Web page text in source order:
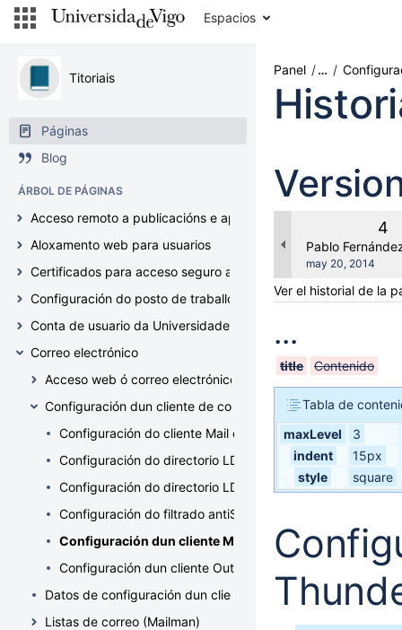
Saltar
encabezado
menú
menú
acciones
búsqueda
Espacios
Titoriais
Páginas
Blog
ÁRBOL DE PÁGINAS
Acceso remoto a publicacións e aplicacións web
Aloxamento web para usuarios
Certificados para acceso seguro a servizos (Geant TCS5,
Configuración do posto de traballo
Conta de usuario da Universidade de Vigo
Correo electrónico
Acceso web ó correo electrónico (correoweb.uvigo.es)
Configuración dun cliente de correo IMAP / POP
Configuración do cliente Mail en Mac OS X
Configuración do directorio LDAP en Outlook
Configuración do directorio LDAP en Thunderbird
Configuración do filtrado antiSPAM en Outlook 2016
Configuración dun cliente Mozilla Thunderbird
Configuración dun cliente Outlook 2013
Datos de configuración dun cliente de correo
Listas de correo (Mailman)
Panel …
4
Pablo
Guardado
may 20, 2014
Ver el historial de la
...
title Contenido
Tabla de
maxLevel
3
indent
15px
style
square